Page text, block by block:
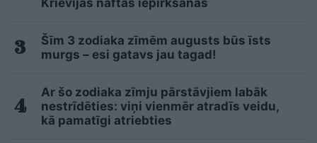
Šīm 3 zodiaka zīmēm augusts būs īsts
murgs – esi gatavs jau tagad!
Ar šo zodiaka zīmju pārstāvjiem labāk
nestrīdēties: viņi vienmēr atradīs veidu,
kā pamatīgi atriebties